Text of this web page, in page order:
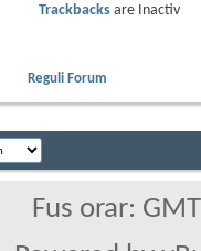
Trackbacksare
Inactiv
Reguli Forum
Fus orar: